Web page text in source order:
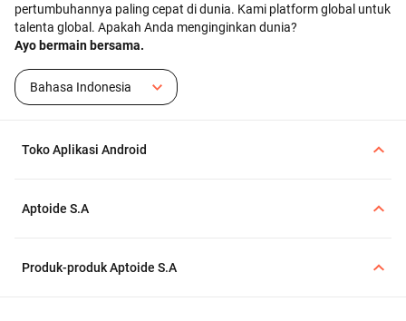
pertumbuhannya paling cepat di dunia. Kami platform global untuk
talenta global. Apakah Anda menginginkan dunia?
Ayo bermain bersama.
Bahasa Indonesia
Toko Aplikasi Android
Aptoide S.A
Produk-produk Aptoide S.A